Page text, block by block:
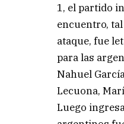
1, el partido
encuentro,
ataque, fue
para las
Nahuel
Lecuona,
Luego